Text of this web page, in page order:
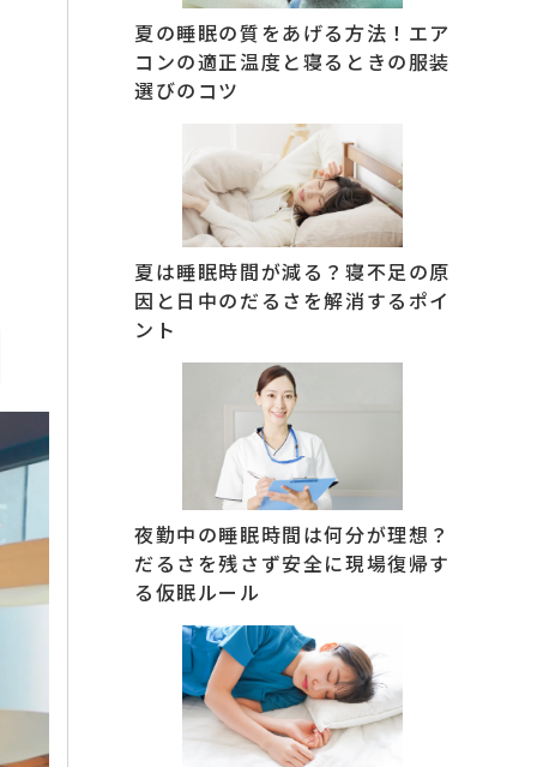
夏の睡眠の質をあげる方法！エア
コンの適正温度と寝るときの服装
選びのコツ
夏は睡眠時間が減る？寝不足の原
因と日中のだるさを解消するポイ
ント
夜勤中の睡眠時間は何分が理想？
だるさを残さず安全に現場復帰す
る仮眠ルール